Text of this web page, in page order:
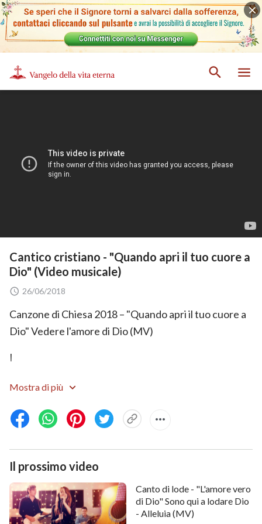
Cantico cristiano - "Quando apri il tuo cuore a
Dio" (Video musicale)
26/06/2018
Canzone di Chiesa 2018 – "Quando apri il tuo cuore a
Dio" Vedere l'amore di Dio (MV)
I
Quando non comprendi Dio e non conosci la Sua
non può aprirsi a Lui. Quando impari a conoscere Dio,
che c'è in Lui, con fede, cura ed attenzione. Quando
assapori ciò che ha nel cuore, pezzo per pezzo, giorno
dopo giorno, quando assapori ciò che ha nel cuore, il
tuo cuore si aprirà a Lui. Quando il tuo cuore si aprirà
davvero, quando il tuo cuore si aprirà davvero, vedrai
Mostra di più
Il prossimo video
Canto di lode - "L'amore vero
di Dio" Sono qui a lodare Dio
- Alleluia (MV)